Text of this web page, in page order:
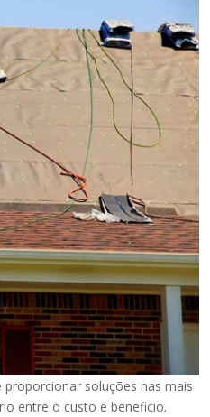
proporcionar soluções nas mais
entre o custo e beneficio.